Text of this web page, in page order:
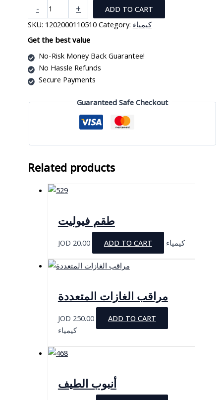
-
تبخير
البورسلين
quantity
+
ADD TO CART
SKU: 1202000110510 Category: كيمياء
Get the best value
No-Risk Money Back Guarantee!
No Hassle Refunds
Secure Payments
Guaranteed Safe Checkout
Related products
طقم فيوليت
JOD 20.00 ADD TO CART كيمياء
مراقب الغازات المتعددة
JOD 250.00
ADD TO CART
كيمياء
أنبوب الطيف